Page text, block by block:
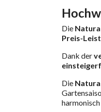
Die
Preis-
Dank der
Die